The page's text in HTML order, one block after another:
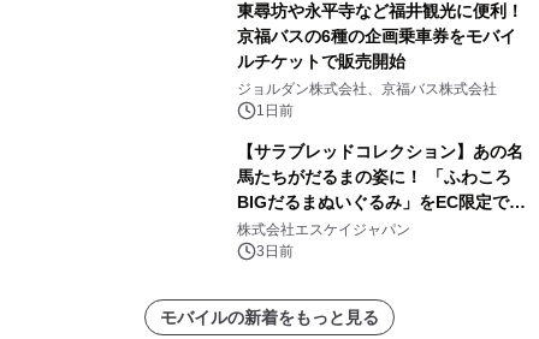
東尋坊や永平寺など福井観光に便利！
京福バスの6種の企画乗車券をモバイ
ルチケットで販売開始
ジョルダン株式会社、京福バス株式会社
1日前
【サラブレッドコレクション】あの名
馬たちがだるまの姿に！ 「ふわころ
BIGだるまぬいぐるみ」をEC限定で受
注販売開始
株式会社エスケイジャパン
3日前
モバイルの新着をもっと見る